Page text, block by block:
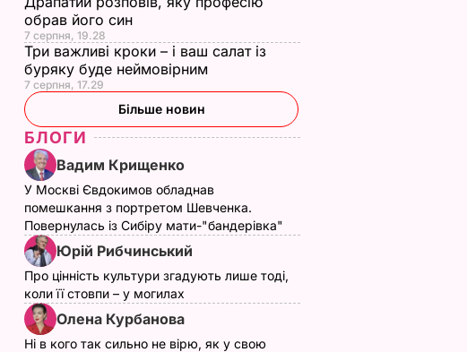
обрав його син
7 серпня, 19.28
Три важливі кроки – і ваш салат із
буряку буде неймовірним
7 серпня, 17.29
Більше новин
БЛОГИ
Вадим Крищенко
У Москві Євдокимов обладнав
помешкання з портретом Шевченка.
Повернулась із Сибіру мати-"бандерівка"
Юрій Рибчинський
Про цінність культури згадують лише тоді,
коли її стовпи – у могилах
Олена Курбанова
Ні в кого так сильно не вірю, як у свою